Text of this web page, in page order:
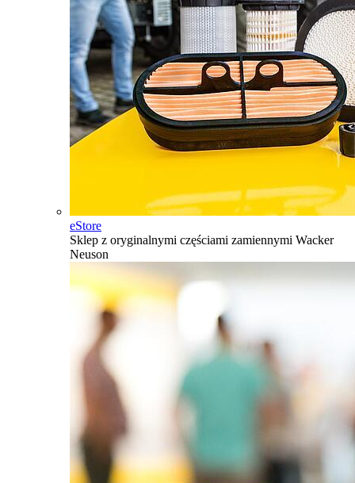
eStore
Sklep z oryginalnymi częściami zamiennymi Wacker
Neuson